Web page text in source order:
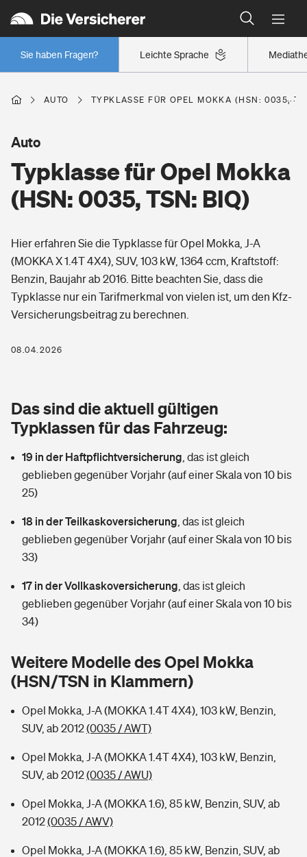
Leichte Sprache
Sie haben Fragen?
Wer versichert was: Jetzt Versicherer finden
Regionalklassen: So ist Ihre Region eingestuft
Wer versichert was: Jetzt Versicherer finden
Berufsunfähigkeitsversicherung
Erwerbsunfähigkeitsversicherung
Grundfähigkeitsversicherung
Arbeitsrechtsschutz
Berufshaftpflichtversicherung
Zur Übersicht
Tools
Wer versichert was: Jetzt Versicherer finden
Sie haben Fragen?
Wohnen
Elementarversicherung
Glasversicherung
Mietkautionsversicherung
Restkreditversicherung
Zur Übersicht
Tools
Wer versichert was: Jetzt Versicherer finden
Sie haben Fragen?
Freizeit
Pri­vate Haft­pflicht­
Kinderunfall­ver­si­che­rung
Kinderinvalidität
Hundehalter-Haftpflicht
Handyversicherung
Musikinstrumentenversicherung
Zur Übersicht
Tools
Kinderunfall-Check: Mehr Sicherheit für deine Kids
Typklassen: So ist Ihr Auto eingestuft
Gesundheit
Private Krankenversicherung
Dread-Disease-Versicherung
Tierkrankenversicherung
Zur Übersicht
Tools
Wer versichert was: Jetzt Versicherer finden
Sie haben Fragen?
Rentenrechner: Wie viel Geld bekomme ich im Alter?
AUTO TYPKLASSE FÜR OPEL MOKKA (HSN: 0035,
Typklasse für Opel Mokka
(HSN: 0035, TSN: BIQ)
Auto
Hier erfahren Sie die Typklasse für Opel Mokka, J-A
(MOKKA X 1.4T 4X4), SUV, 103 kW, 1364 ccm, Kraftstoff:
Benzin, Baujahr ab 2016. Bitte beachten Sie, dass die
Typklasse nur ein Tarifmerkmal von vielen ist, um den Kfz-
Versicherungsbeitrag zu berechnen.
08.04.2026
Das sind die aktuell gültigen
Typklassen für das Fahrzeug:
19 in der Haftpflichtversicherung das ist gleich
geblieben gegenüber Vorjahr (auf einer Skala von 10 bis
25)
18 in der Teilkaskoversicherung das ist gleich
geblieben gegenüber Vorjahr (auf einer Skala von 10 bis
33)
17 in der Vollkaskoversicherung das ist gleich
geblieben gegenüber Vorjahr (auf einer Skala von 10 bis
34)
Weitere Modelle des Opel Mokka
(HSN/TSN in Klammern)
Opel Mokka, J-A (MOKKA 1.4T 4X4), 103 kW, Benzin,
SUV, ab 2012(0035 / AWT)
Opel Mokka, J-A (MOKKA 1.4T 4X4), 103 kW, Benzin,
SUV, ab 2012(0035 / AWU)
Opel Mokka, J-A (MOKKA 1.6), 85 kW, Benzin, SUV, ab
2012(0035 / AWV)
Opel Mokka, J-A (MOKKA 1.6), 85 kW, Benzin, SUV, ab